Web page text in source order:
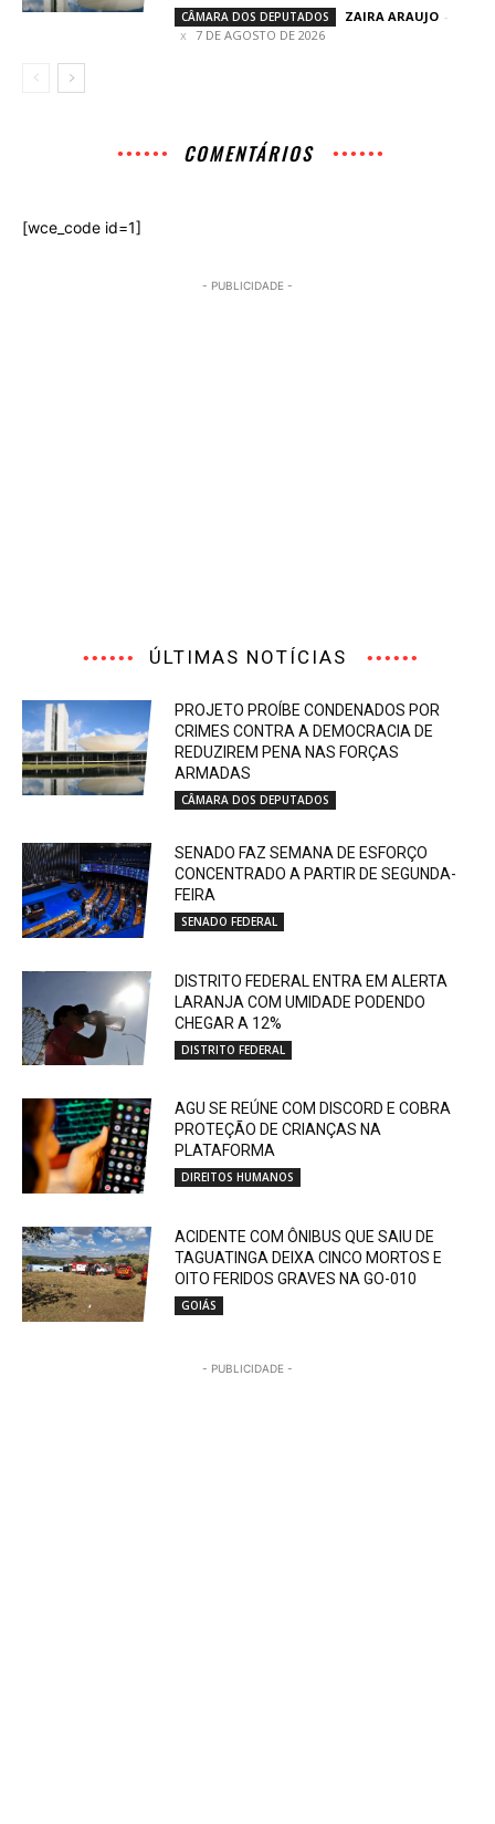
CÂMARA DOS DEPUTADOS ZAIRA ARAUJO -
7 DE AGOSTO DE 2026
COMENTÁRIOS
[wce_code id=1]
- PUBLICIDADE -
ÚLTIMAS NOTÍCIAS
PROJETO PROÍBE CONDENADOS POR
CRIMES CONTRA A DEMOCRACIA DE
REDUZIREM PENA NAS FORÇAS
ARMADAS
CÂMARA DOS DEPUTADOS
SENADO FAZ SEMANA DE ESFORÇO
CONCENTRADO A PARTIR DE SEGUNDA-
FEIRA
SENADO FEDERAL
DISTRITO FEDERAL ENTRA EM ALERTA
LARANJA COM UMIDADE PODENDO
CHEGAR A 12%
DISTRITO FEDERAL
AGU SE REÚNE COM DISCORD E COBRA
PROTEÇÃO DE CRIANÇAS NA
PLATAFORMA
DIREITOS HUMANOS
ACIDENTE COM ÔNIBUS QUE SAIU DE
TAGUATINGA DEIXA CINCO MORTOS E
OITO FERIDOS GRAVES NA GO-010
GOIÁS
- PUBLICIDADE -